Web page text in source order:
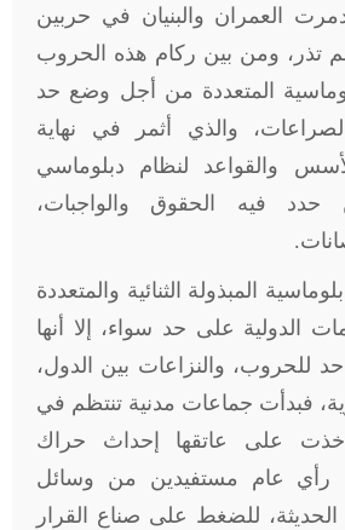
العمران والبنيان في حربين
تذر، ومن بين ركام هذه الحروب
المتعددة من أجل وضع حد
والذي أثمر في نهاية
والقواعد لنظام دبلوماسي
فيه الحقوق والواجبات،
المبذولة الثنائية والمتعددة
الدولية على حد سواء، إلا أنها
للحروب، والنزاعات بين الدول،
فبدأت جماعات مدنية تنتظم في
على عاتقها إحداث حراك
رأي عام مستفيدين من وسائل
الحديثة، للضغط على صناع القرار